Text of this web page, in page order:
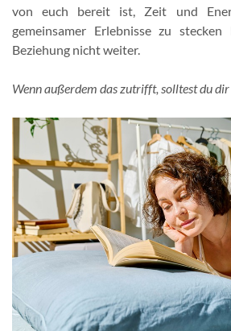
von euch bereit ist, Zeit und
gemeinsamer Erlebnisse zu
Beziehung nicht weiter.
Wenn außerdem das zutrifft, solltest du dir